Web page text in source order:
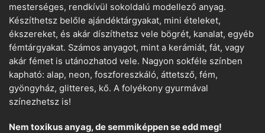
mesterséges, rendkívül sokoldalú modellező anyag.
Készíthetsz belőle ajándéktárgyakat, mini ételeket,
ékszereket, és akár díszíthetsz vele bögrét, kanalat, egyéb
fémtárgyakat. Számos anyagot, mint a kerámiát, fát, vagy
akár fémet is utánozhatod vele. Nagyon sokféle színben
kapható: alap, neon, foszforeszkáló, áttetsző, fém,
gyöngyház, glitteres, kő. A folyékony gyurmával
színezhetsz is!
Nem toxikus anyag, de semmiképpen se edd meg!